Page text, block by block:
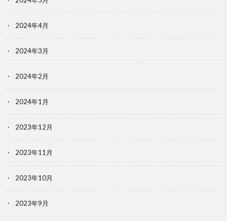
2024年4月
2024年3月
2024年2月
2024年1月
2023年12月
2023年11月
2023年10月
2023年9月